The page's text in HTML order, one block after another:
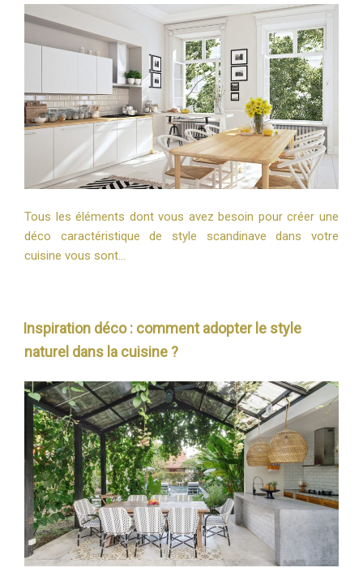
Tous les éléments dont vous avez besoin pour créer une
déco caractéristique de style scandinave dans votre
cuisine vous sont…
Inspiration déco : comment adopter le style
naturel dans la cuisine ?